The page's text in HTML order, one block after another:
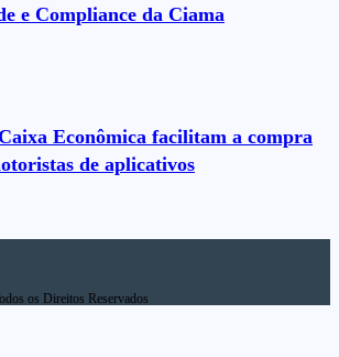
e Compliance da Ciama
Econômica facilitam a compra
de aplicativos
os Direitos Reservados